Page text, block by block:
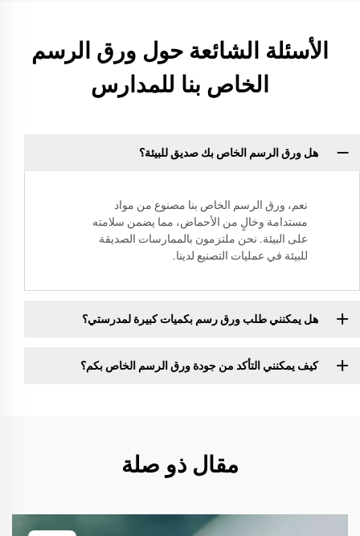
الأسئلة الشائعة حول ورق الرسم
الخاص بنا للمدارس
هل ورق الرسم الخاص بك صديق للبيئة؟
نعم، ورق الرسم الخاص بنا مصنوع من مواد
مستدامة وخالٍ من الأحماض، مما يضمن سلامته
على البيئة. نحن ملتزمون بالممارسات الصديقة
للبيئة في عمليات التصنيع لدينا.
هل يمكنني طلب ورق رسم بكميات كبيرة لمدرستي؟
كيف يمكنني التأكد من جودة ورق الرسم الخاص بكم؟
مقال ذو صلة